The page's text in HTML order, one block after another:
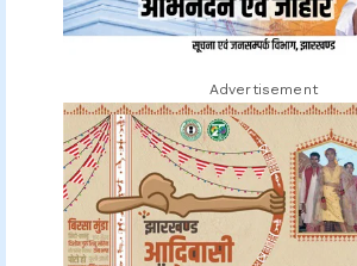
Advertisement